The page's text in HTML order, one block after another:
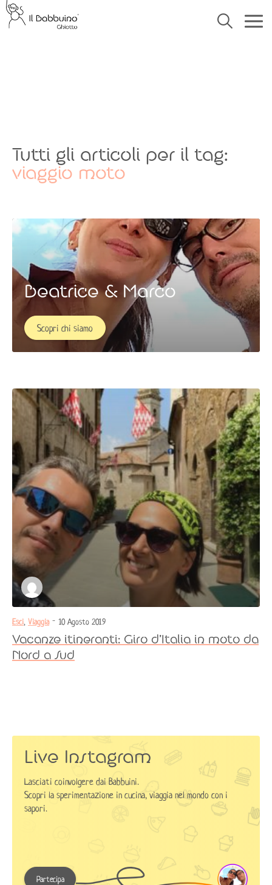
Tutti gli articoli per il tag:
viaggio moto
Beatrice & Marco
Scopri chi siamo
Esci, Viaggia- 10 Agosto 2019
Vacanze itineranti: Giro d’Italia in moto da
Nord a Sud
Live Instagram
Lasciati coinvolgere dai Babbuini.
Scopri la sperimentazione in cucina, viaggia nel mondo con i
sapori.
Partecipa